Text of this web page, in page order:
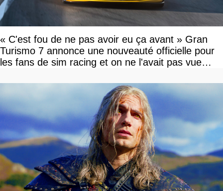
« C'est fou de ne pas avoir eu ça avant » Gran
Turismo 7 annonce une nouveauté officielle pour
les fans de sim racing et on ne l'avait pas vue